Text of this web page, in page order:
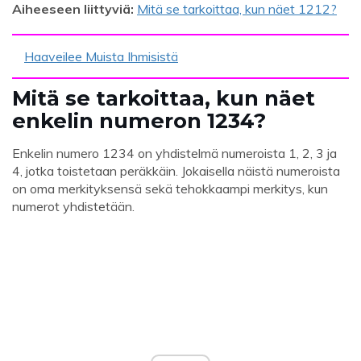
Aiheeseen liittyviä: Mitä se tarkoittaa, kun näet 1212?
Haaveilee Muista Ihmisistä
Mitä se tarkoittaa, kun näet
enkelin numeron 1234?
Enkelin numero 1234 on yhdistelmä numeroista 1, 2, 3 ja
4, jotka toistetaan peräkkäin. Jokaisella näistä numeroista
on oma merkityksensä sekä tehokkaampi merkitys, kun
numerot yhdistetään.